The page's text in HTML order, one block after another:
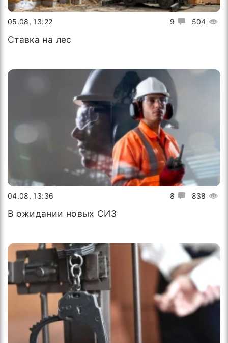
9 504
05.08, 13:22
Ставка на лес
8 838
04.08, 13:36
В ожидании новых СИЗ